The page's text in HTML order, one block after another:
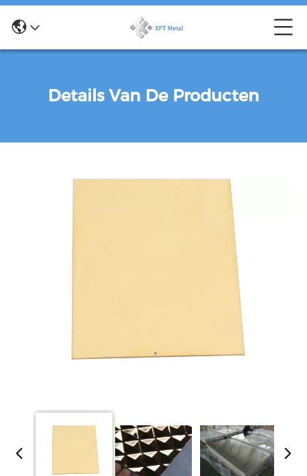
Details Van De Producten